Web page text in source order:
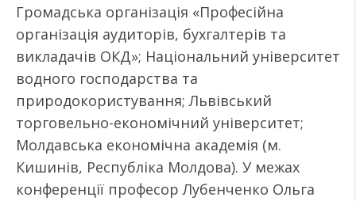
Громадська організація «Професійна
організація аудиторів, бухгалтерів та
викладачів ОКД»; Національний університет
водного господарства та
природокористування; Львівський
торговельно-економічний університет;
Молдавська економічна академія (м.
Кишинів, Республіка Молдова). У межах
конференції професор Лубенченко Ольга